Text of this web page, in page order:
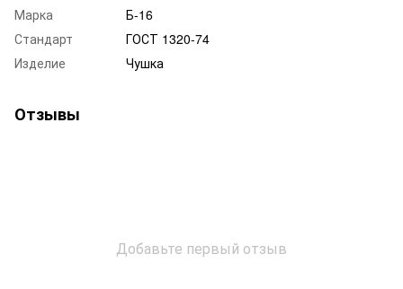
Марка
Б-16
Стандарт
ГОСТ 1320-74
Изделие
Чушка
Отзывы
Добавьте первый отзыв